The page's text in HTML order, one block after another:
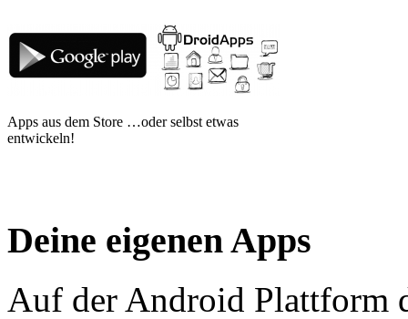
Apps aus dem Store …oder selbst etwas
entwickeln!
Deine eigenen Apps
Auf der Android Plattform